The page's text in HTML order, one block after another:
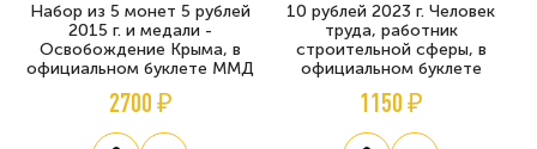
Набор из 5 монет 5 рублей
2015 г. и медали -
Освобождение Крыма, в
официальном буклете ММД
2700 ₽
10 рублей 2023 г. Человек
труда, работник
строительной сферы, в
официальном буклете
1150 ₽